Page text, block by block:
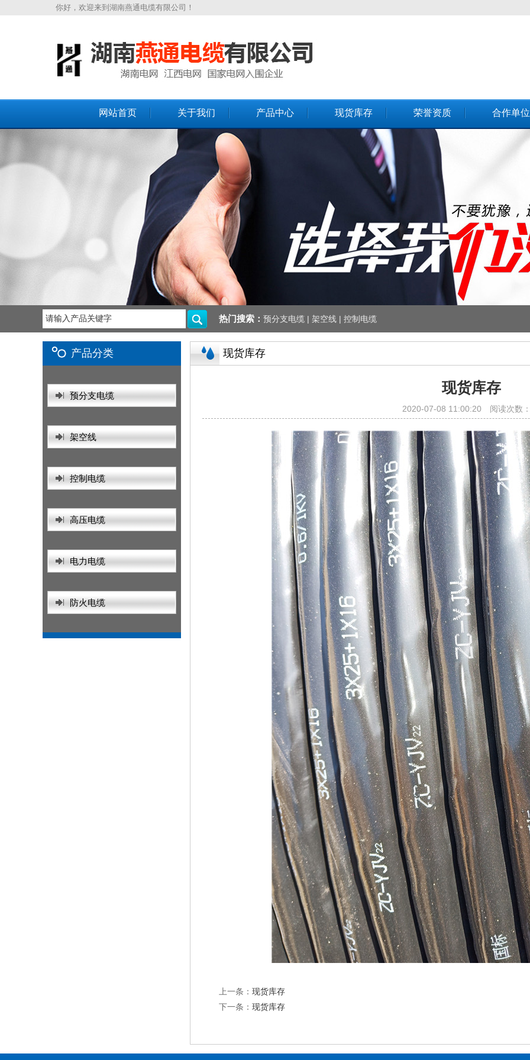
你好，欢迎来到湖南燕通电缆有限公司！
网站首页 关于我们 产品中心 现货库存 荣誉资质 合作单位
热门搜索： 预分支电缆 | 架空线 | 控制电缆
产品分类
预分支电缆
架空线
控制电缆
高压电缆
电力电缆
防火电缆
现货库存
现货库存
2020-07-08 11:00:20 阅读次数
上一条： 现货库存
下一条： 现货库存